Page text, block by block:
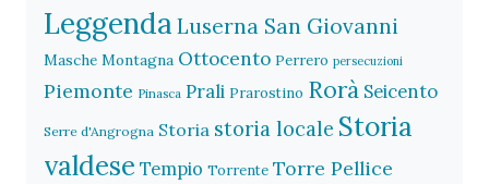
Leggenda Luserna San Giovanni
Masche Montagna Ottocento Perrero persecuzioni
Piemonte Pinasca Prali Prarostino Rorà Seicento
Serre d'Angrogna Storia storia locale Storia
valdese Tempio Torrente Torre Pellice